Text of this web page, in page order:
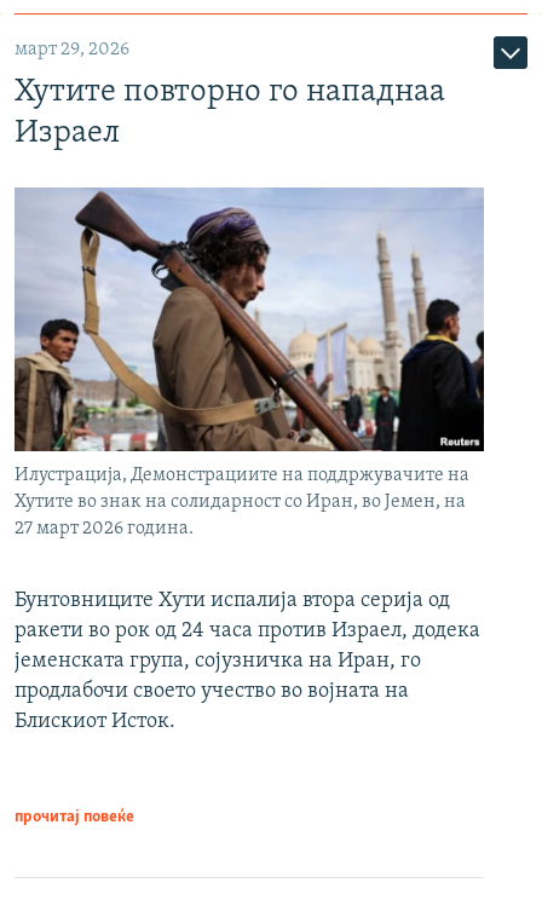
март 29, 2026
Хутите повторно го нападнаа
Израел
Илустрација, Демонстрациите на поддржувачите на
Хутите во знак на солидарност со Иран, во Јемен, на
27 март 2026 година.
Бунтовниците Хути испалија втора серија од
ракети во рок од 24 часа против Израел, додека
јеменската група, сојузничка на Иран, го
продлабочи своето учество во војната на
Блискиот Исток.
прочитај повеќе